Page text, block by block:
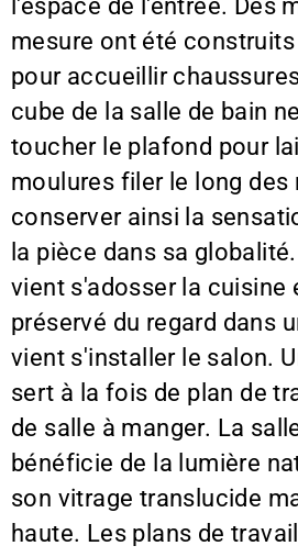
l'espace de l'entrée. Des
mesure ont été
pour accueillir
cube de la salle de bain
toucher le plafond pour
moulures filer le long des
conserver ainsi la
la pièce dans sa
vient s'adosser la cuisine
préservé du regard dans
vient s'installer le salon.
sert à la fois de plan de
de salle à manger. La
bénéficie de la lumière
son vitrage translucide
haute. Les plans de